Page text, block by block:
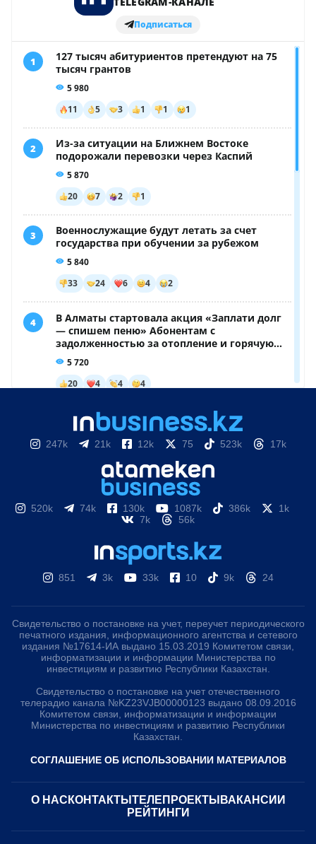
247k 21k 12k 75 523k 17k
520k 74k 130k 1087k 386k
1k
7k
56k
851 3k 33k 10 9k 24
Свидетельство о постановке на учет, переучет периодического
печатного издания, информационного агентства и сетевого
издания №17614-ИА выдано 15.03.2019 Комитетом связи,
информатизации и информации Министерства по
инвестициям и развитию Республики Казахстан.
Свидетельство о постановке на учет отечественного
телерадио канала №KZ23VJB00000123 выдано 08.09.2016
Комитетом связи, информатизации и информации
Министерства по инвестициям и развитию Республики
Казахстан.
СОГЛАШЕНИЕ ОБ ИСПОЛЬЗОВАНИИ МАТЕРИАЛОВ
О НАС КОНТАКТЫ ТЕЛЕПРОЕКТЫ ВАКАНСИИ
РЕЙТИНГИ